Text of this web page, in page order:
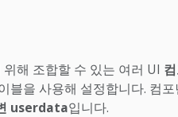
해 조합할 수 있는 여러 UI
블을 사용해 설정합니다. 컴
userdata입니다.